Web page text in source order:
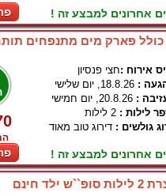
אחרונים למבצע זה !
פארק מים מתנפחים
אירוח :חצי פנסיון
: 18.8.26, יום שלישי
: 20.8.26, יום חמישי
לילות : 2 לילות
גולשים : דירוג טוב מאוד
אחרונים למבצע זה !
ילד חינם